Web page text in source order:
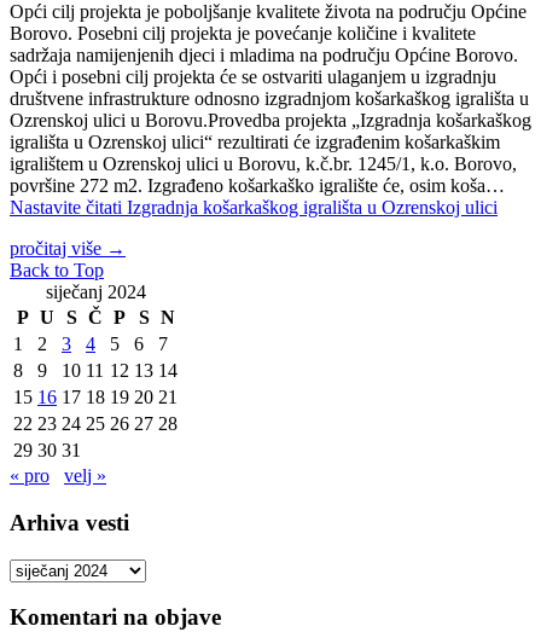
Opći cilj projekta je poboljšanje kvalitete života na području Općine
Borovo. Posebni cilj projekta je povećanje količine i kvalitete
sadržaja namijenjenih djeci i mladima na području Općine Borovo.
Opći i posebni cilj projekta će se ostvariti ulaganjem u izgradnju
društvene infrastrukture odnosno izgradnjom košarkaškog igrališta u
Ozrenskoj ulici u Borovu.Provedba projekta „Izgradnja košarkaškog
igrališta u Ozrenskoj ulici“ rezultirati će izgrađenim košarkaškim
igralištem u Ozrenskoj ulici u Borovu, k.č.br. 1245/1, k.o. Borovo,
površine 272 m2. Izgrađeno košarkaško igralište će, osim koša…
Nastavite čitati Izgradnja košarkaškog igrališta u Ozrenskoj ulici
pročitaj više →
Back to Top
siječanj 2024
P U S Č P S N
1
2 3 4 5 6
7
8
9 10 11 12 13 14
15 16 17 18 19 20 21
22 23 24 25 26 27 28
29 30 31
« pro
velj »
Arhiva vesti
Arhiva
Komentari na objave